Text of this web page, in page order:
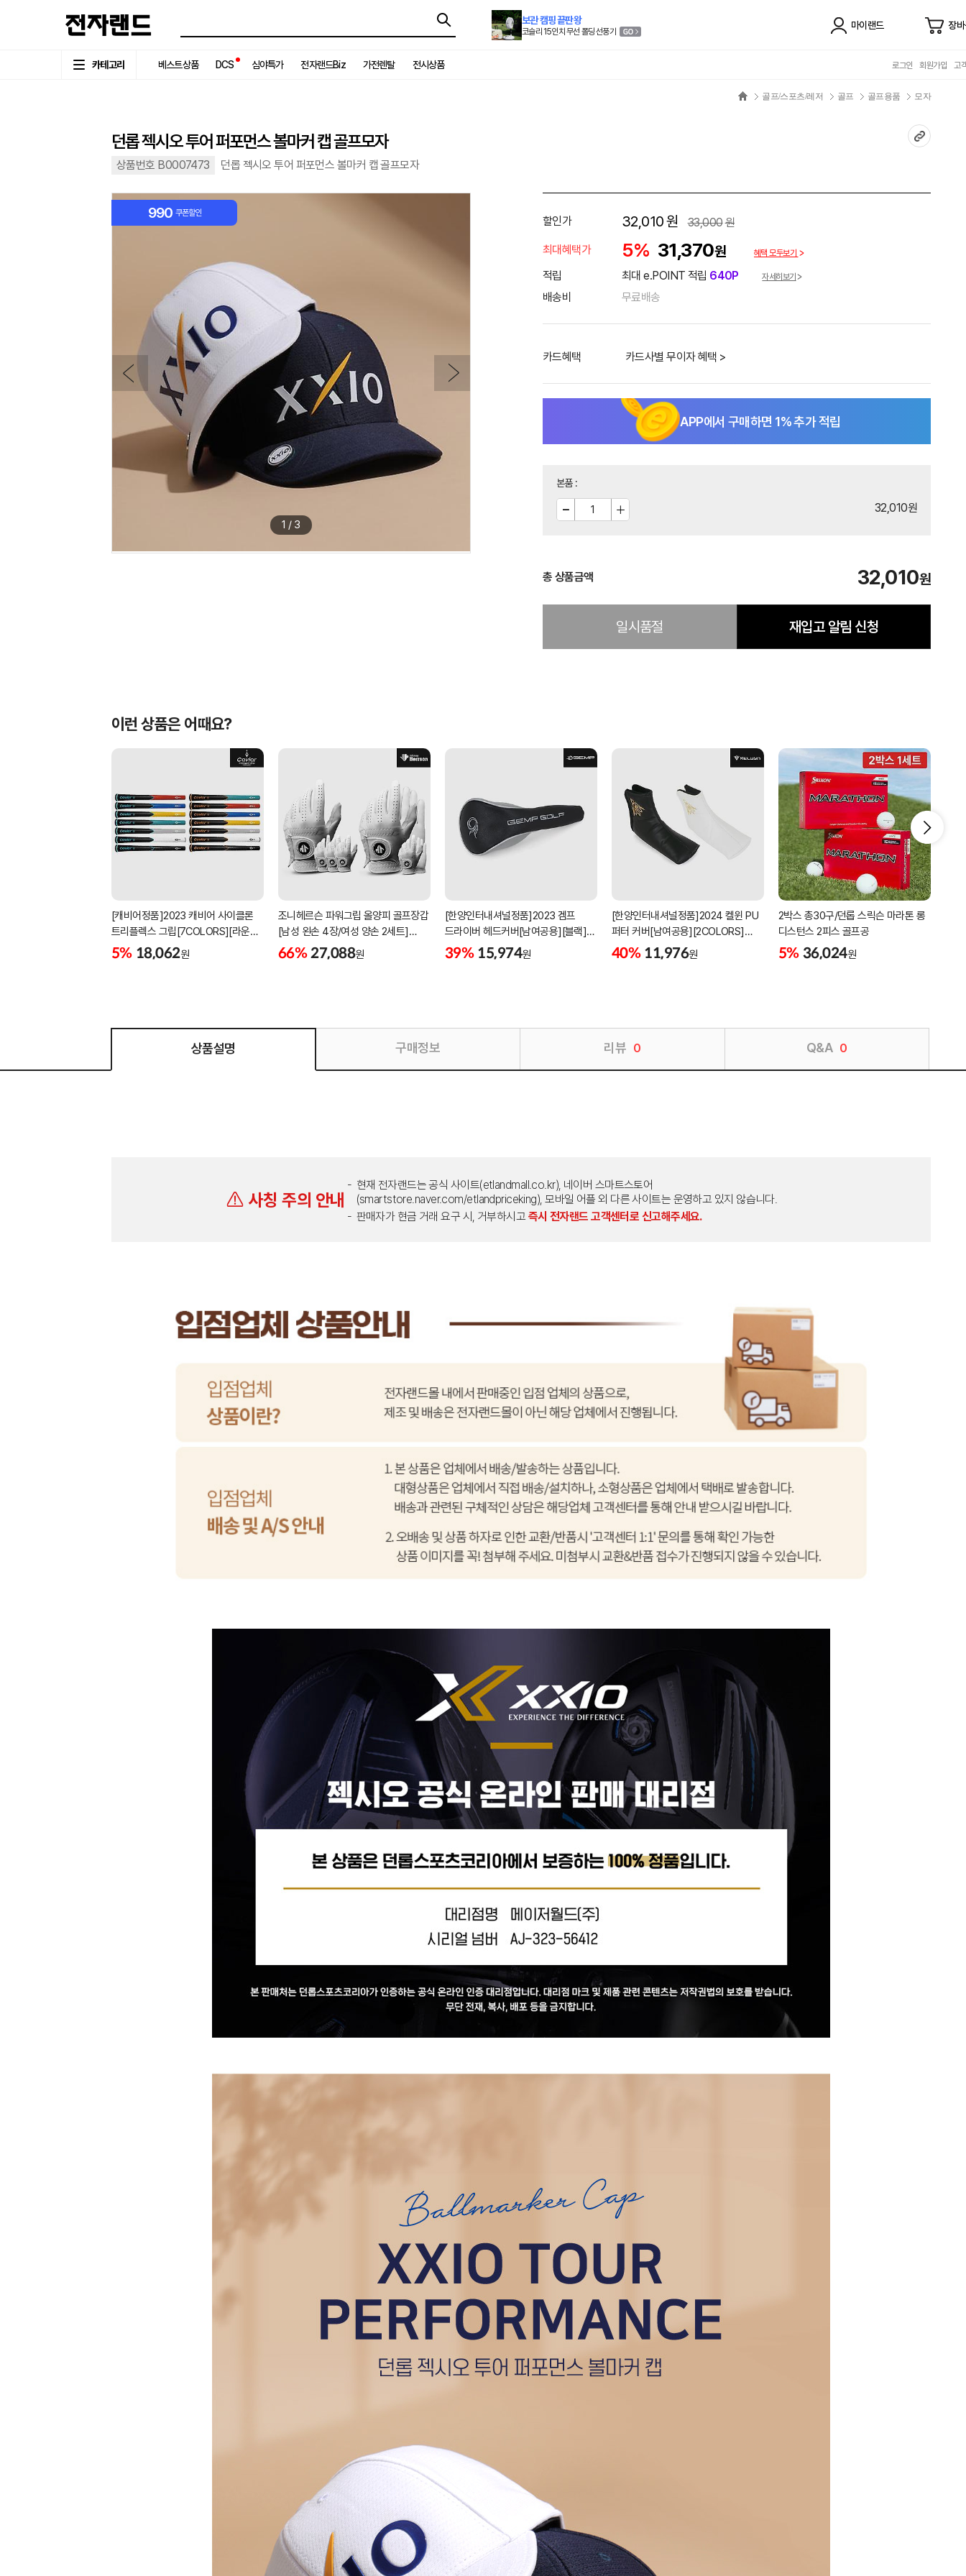
보관 캠핑 끝판왕
코슬리 15인치 무선 폴딩 선풍기
마이랜드 장
카테고리 베스트상품 DCS 심야특가 전자랜드Biz 가전렌탈 전시상품 로그인 회원가입 고
골프/스포츠/레저 골프 골프용품 모자
던롭 젝시오 투어 퍼포먼스 볼마커 캡 골프모자
상품번호 B0007473 던롭 젝시오 투어 퍼포먼스 볼마커 캡 골프모자
990 쿠폰할인
1 / 3
할인가 32,010원 33,000원
최대혜택가
5% 31,370원 혜택 모두보기
적립 최대 e.POINT 적립 640P 자세히보기
배송비 무료배송
카드혜택 카드사별 무이자 혜택 >
APP에서 구매하면 1% 추가 적립
본품:
32,010원
총 상품금액 32,010원
일시품절 재입고 알림 신청
이런 상품은 어때요?
[캐비어정품]2023 캐비어 사이클론
트리플렉스 그립[7COLORS][라운드]
[39g/42g/46g/50g][R/S 토크]
5% 18,062원
조니헤르슨 파워그립 올양피 골프장갑
[남성 왼손 4장/여성 양손 2세트]
[화이트][케이스포함]
66% 27,088원
[한양인터내셔널정품]2023 겜프
드라이버 헤드커버[남여공용][블랙]
[HD-302]
39% 15,974원
[한양인터내셔널정품]2024 켈윈 PU
퍼터 커버[남여공용][2COLORS]
[KW-PC320]
40% 11,976원
2박스 총30구/던롭 스릭슨 마라톤 롱
디스턴스 2피스 골프공
5% 36,024원
상품설명 구매정보 리뷰 0 Q&A 0
사칭 주의 안내
현재 전자랜드는 공식 사이트(etlandmall.co.kr), 네이버 스마트스토어
(smartstore.naver.com/etlandpriceking), 모바일 어플 외 다른 사이트는 운영하고 있지 않습니다.
판매자가 현금 거래 요구 시, 거부하시고 즉시 전자랜드 고객센터로 신고해주세요.